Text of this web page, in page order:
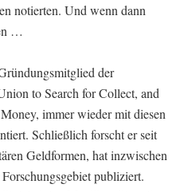
notierten. Und wenn dann
…
der
to Search for Collect, and
immer wieder mit diesen
Schließlich forscht er seit
Geldformen, hat inzwischen
publiziert.